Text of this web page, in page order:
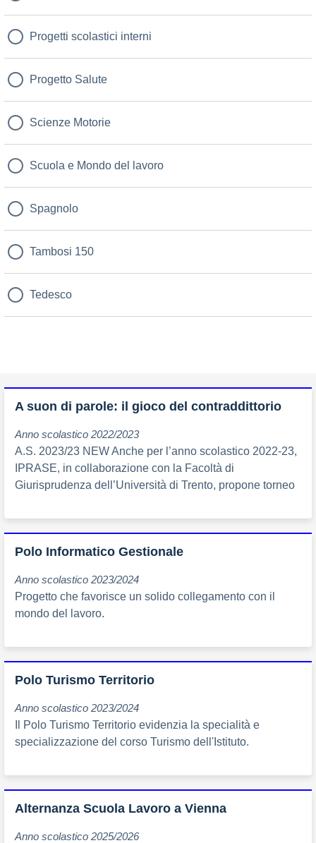
Progetti scolastici interni
Progetto Salute
Scienze Motorie
Scuola e Mondo del lavoro
Spagnolo
Tambosi 150
Tedesco
A suon di parole: il gioco del contraddittorio
Anno scolastico 2022/2023
A.S. 2023/23 NEW Anche per l’anno scolastico 2022-23,
IPRASE, in collaborazione con la Facoltà di
Giurisprudenza dell’Università di Trento, propone torneo
Polo Informatico Gestionale
Anno scolastico 2023/2024
Progetto che favorisce un solido collegamento con il
mondo del lavoro.
Polo Turismo Territorio
Anno scolastico 2023/2024
Il Polo Turismo Territorio evidenzia la specialità e
specializzazione del corso Turismo dell'Istituto.
Alternanza Scuola Lavoro a Vienna
Anno scolastico 2025/2026